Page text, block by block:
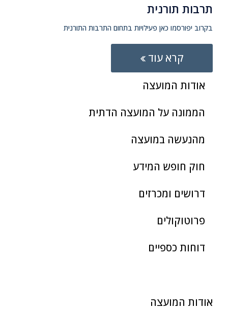
תרבות תורנית
בקרוב יפורסמו כאן פעילויות בתחום התרבות התורנית
קרא עוד
אודות המועצה
הממונה על המועצה הדתית
מהנעשה במועצה
חוק חופש המידע
דרושים ומכרזים
פרוטוקולים
דוחות כספיים
אודות המועצה